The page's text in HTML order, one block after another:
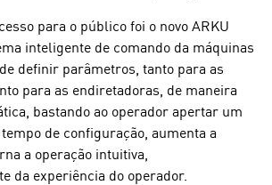
para o público foi o novo ARKU
inteligente de comando da máquinas
definir parâmetros, tanto para as
para as endiretadoras, de maneira
bastando ao operador apertar um
de configuração, aumenta a
a operação intuitiva,
da experiência do operador.